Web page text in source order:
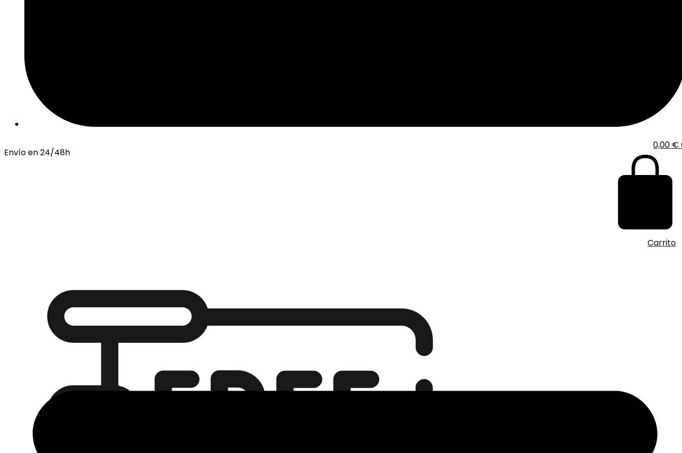
0,00 €
Carrito
Envío en 24/48h